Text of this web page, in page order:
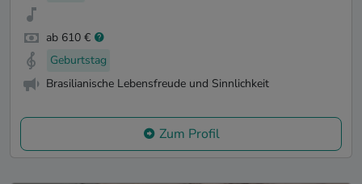
ab 610 €
Geburtstag
Brasilianische Lebensfreude und Sinnlichkeit
Zum Profil